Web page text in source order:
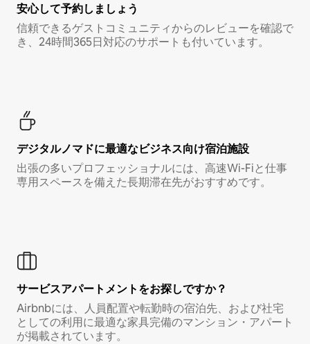
安心して予約しましょう
信頼できるゲストコミュニティからのレビューを確認で
き、24時間365日対応のサポートも付いています。
デジタルノマド⁠に最⁠適⁠なビ⁠ジ⁠ネ⁠ス⁠向⁠け宿⁠泊⁠施⁠設
出張の多いプロフェッショナルには、高速Wi-Fiと仕事
専用スペースを備えた長期滞在先がおすすめです。
サービスアパートメントをお探しですか？
Airbnbには、人員配置や転勤時の宿泊先、および社宅
としての利用に最適な家具完備のマンション・アパート
が掲載されています。